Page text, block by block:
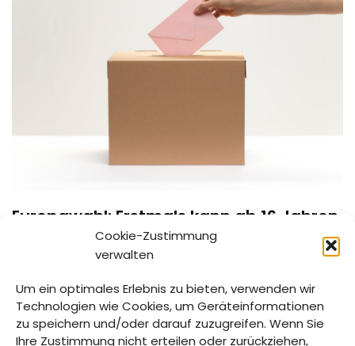
Cookie-Zustimmung
verwalten
Um ein optimales Erlebnis zu bieten, verwenden wir
Technologien wie Cookies, um Geräteinformationen
zu speichern und/oder darauf zuzugreifen. Wenn Sie
Ihre Zustimmung nicht erteilen oder zurückziehen,
Europawahl: Erstmals kann ab 16 Jahren
gewählt werden!
6. FEBRUAR 2024
Das Alter für die Wahlberechtigung bei Europawahlen ist
erstmals für die Wahl am 09. Juni 2024 auf das 16.
Lebensjahr herabgesetzt worden.